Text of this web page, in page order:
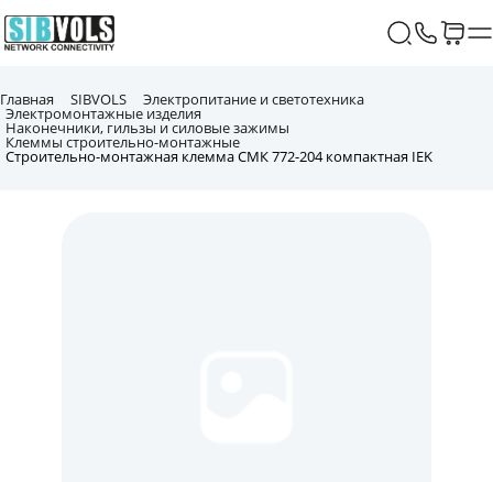
Главная SIBVOLS Электропитание и светотехника
Электромонтажные изделия
Наконечники, гильзы и силовые зажимы
Клеммы строительно-монтажные
Строительно-монтажная клемма СМК 772-204 компактная IEK